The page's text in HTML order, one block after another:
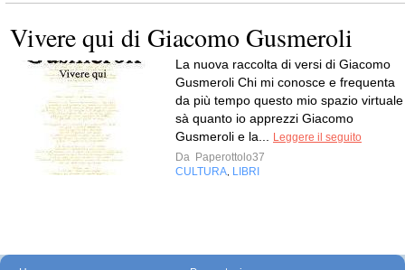
Vivere qui di Giacomo Gusmeroli
La nuova raccolta di versi di Giacomo
Gusmeroli Chi mi conosce e frequenta
da più tempo questo mio spazio virtuale
sà quanto io apprezzi Giacomo
Gusmeroli e la...
Leggere il seguito
Da Paperottolo37
CULTURA LIBRI